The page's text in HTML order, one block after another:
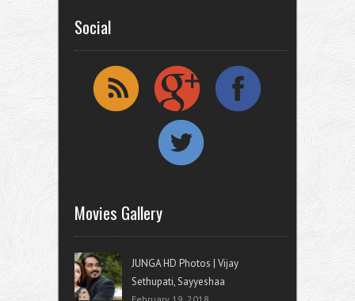
Social
Movies Gallery
JUNGA HD Photos | Vijay
Sethupati, Sayyeshaa